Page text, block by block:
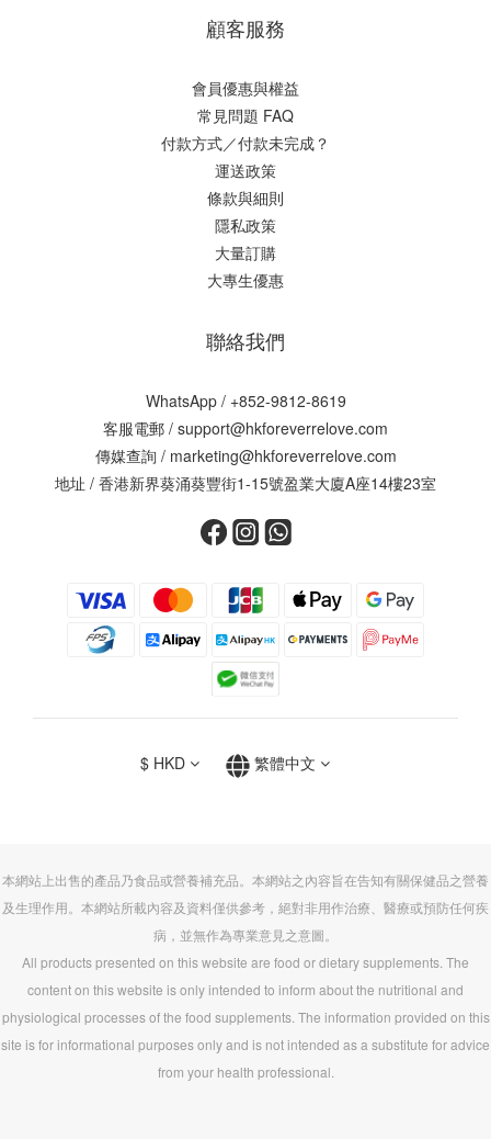
顧客服務
會員優惠與權益
常見問題 FAQ
付款方式／付款未完成？
運送政策
條款與細則
隱私政策
大量訂購
大專生優惠
聯絡我們
WhatsApp / +852-9812-8619
客服電郵 / support@hkforeverrelove.com
傳媒查詢 / marketing@hkforeverrelove.com
地址 / 香港新界葵涌葵豐街1-15號盈業大廈A座14樓23室
$ HKD 繁體中文
本網站上出售的產品乃食品或營養補充品。本網站之內容旨在告知有關保健品之營養
及生理作用。本網站所載內容及資料僅供參考，絕對非用作治療、醫療或預防任何疾
病，並無作為專業意見之意圖。
All products presented on this website are food or dietary supplements. The
content on this website is only intended to inform about the nutritional and
physiological processes of the food supplements. The information provided on this
site is for informational purposes only and is not intended as a substitute for advice
from your health professional.